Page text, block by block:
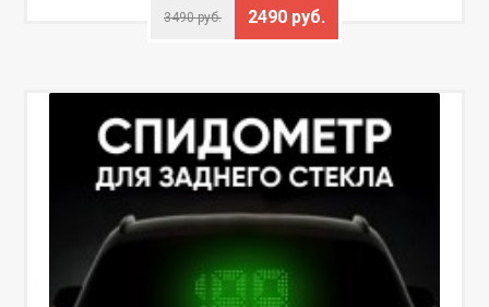
3490 руб. 2490 руб.